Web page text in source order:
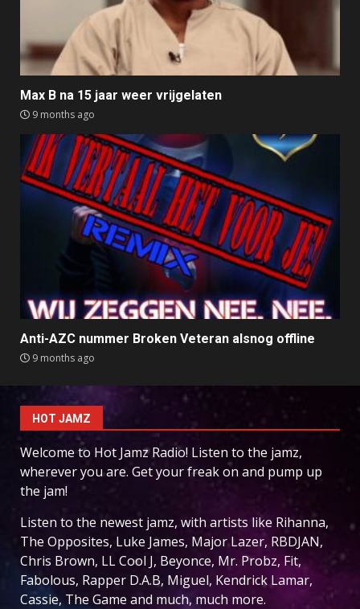
Max B na 15 jaar weer vrijgelaten
9 months ago
Anti-AZC nummer Broken Veteran alsnog offline
9 months ago
HOT JAMZ
Welcome to Hot Jamz Radio! Listen to the jamz,
wherever you are. Get your freak on and pump up
the jam!
Listen to the newest jamz, with artists like Rihanna,
The Opposites, Luke James, Major Lazer, RBDJAN,
Chris Brown, LL Cool J, Beyonce, Mr. Probz, Fit,
Fabolous, Rapper D.A.B, Miguel, Kendrick Lamar,
Cassie, The Game and much, much more.